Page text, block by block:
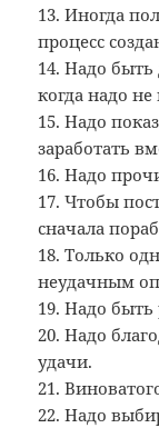
13. Иногда
процесс
14. Надо
когда надо не
15. Надо
заработать
16. Надо
17. Чтобы
сначала
18. Только
неудачным
19. Надо быть
20. Надо
удачи.
21.
22. Надо